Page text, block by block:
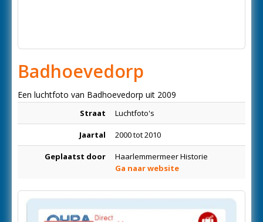
Badhoevedorp
Een luchtfoto van Badhoevedorp uit 2009
Straat Luchtfoto's
Jaartal 2000 tot 2010
Geplaatst door
Haarlemmermeer Historie
Ga naar website